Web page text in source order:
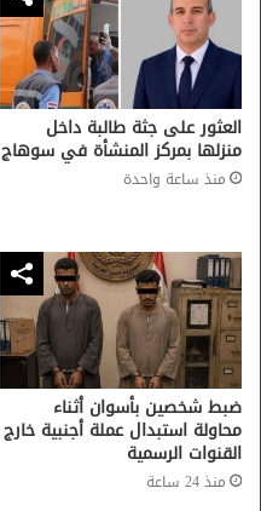
العثور على جثة طالبة داخل
منزلها بمركز المنشأة في سوهاج
منذ ساعة واحدة
ضبط شخصين بأسوان أثناء
محاولة استبدال عملة أجنبية خارج
القنوات الرسمية
منذ 24 ساعة